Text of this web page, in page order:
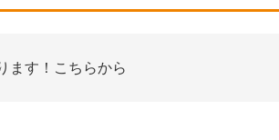
ます！こちらから